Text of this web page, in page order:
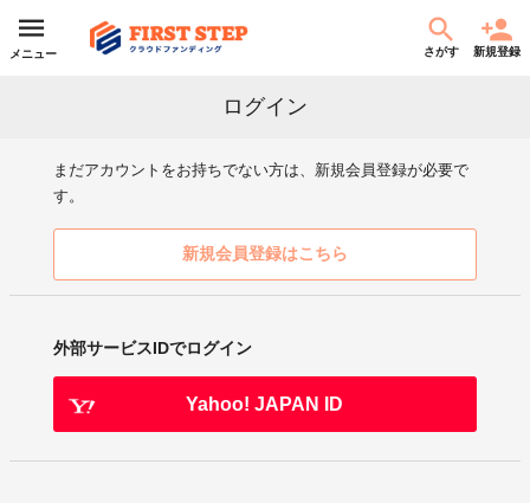
メニュー さがす 新規登録
ログイン
まだアカウントをお持ちでない方は、新規会員登録が必要で
す。
新規会員登録はこちら
外部サービスIDでログイン
Yahoo! JAPAN ID